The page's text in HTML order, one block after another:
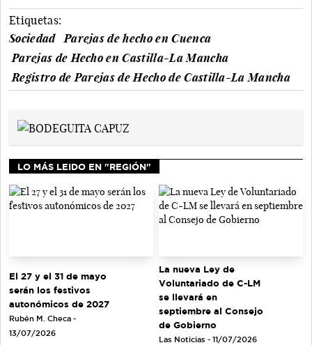
Etiquetas:
Sociedad
Parejas de hecho en Cuenca
Parejas de Hecho en Castilla-La Mancha
Registro de Parejas de Hecho de Castilla-La Mancha
LO MÁS LEIDO EN "REGIÓN"
El 27 y el 31 de mayo
serán los festivos
autonómicos de 2027
Rubén M. Checa -
13/07/2026
La nueva Ley de
Voluntariado de C-LM
se llevará en
septiembre al Consejo
de Gobierno
Las Noticias - 11/07/2026